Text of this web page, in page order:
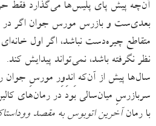
آن‌چه پیش پای پلیس‌ها می‌گذارد فقط
بعدی‌ست و بازرس مورس جوان اگر
متقاطع چیره‌دست نباشد، اگر اول
نظر نگرفته باشد، نمی‌تواند پیدایش کند.
سال‌ها پیش از آن‌که اِندِوِر مورسِ جوان
با رمان آخرین اتوبوس به مقصد